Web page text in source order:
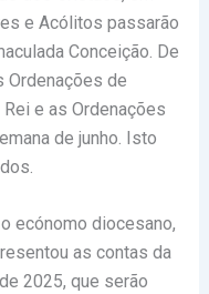
e Acólitos passarão
Conceição. De
Ordenações de
e as Ordenações
de junho. Isto
ecónomo diocesano,
as contas da
2025, que serão